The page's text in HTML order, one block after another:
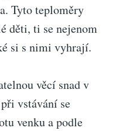
Tyto teploměry
děti, ti se nejenom
si s nimi vyhrají.
věcí snad v
vstávání se
venku a podle